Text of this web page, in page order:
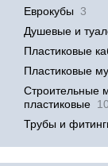
Еврокубы
3
Душевые и
Пластиковые
Пластиковые
Строительные
пластиковые 10
Трубы и